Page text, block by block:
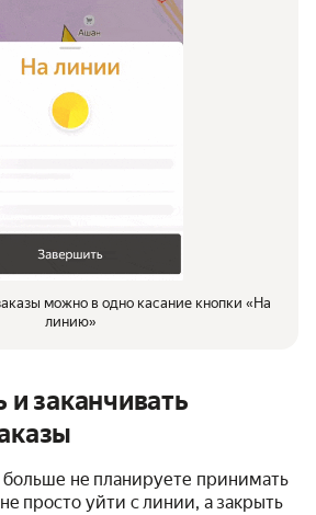
можно в одно касание кнопки «На
линию»
и заканчивать
больше не планируете принимать
просто уйти с линии, а закрыть